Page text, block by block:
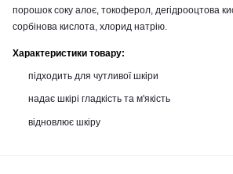
порошок соку алоє, токоферол, дегідрооцтова
сорбінова кислота, хлорид натрію.
Характеристики товару:
підходить для чутливої ​​шкіри
надає шкірі гладкість та м'якість
відновлює шкіру